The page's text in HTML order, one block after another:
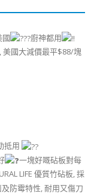
國
廚神都用
美國大減價最平$88/塊
抵用
一塊好嘅砧板對每
LIFE 優質竹砧板, 採
防霉特性, 耐用又傷刀